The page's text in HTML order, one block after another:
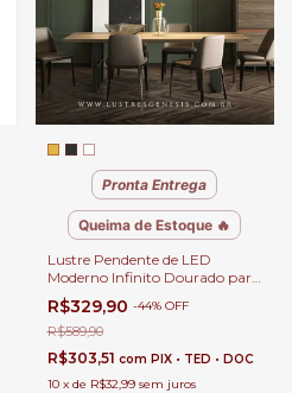
Pronta Entrega
Queima de Estoque 🔥
Lustre Pendente de LED
Moderno Infinito Dourado para
Sala de Jantar, Quartos, Sala de
Estar e Escritórios
R$329,90 -44% OFF
R$589,90
R$303,51 com PIX • TED • DOC
10 x de R$32,99 sem juros